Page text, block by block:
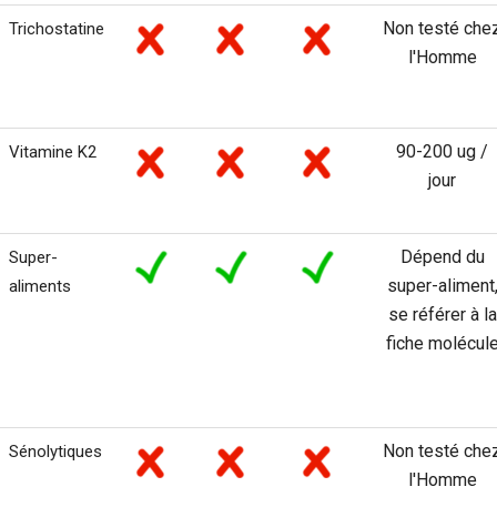
Trichostatine
Non testé
l'Homme
Vitamine K2
90-200 ug /
jour
Super-
aliments
Dépend du
super-aliment,
se référer à la
fiche
Sénolytiques
Non testé
l'Homme